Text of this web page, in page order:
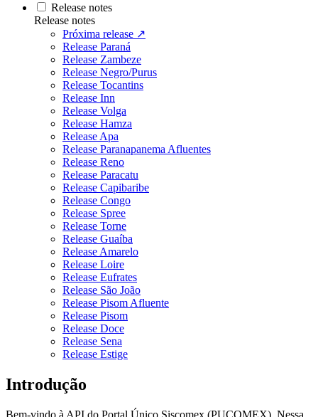
Release notes
Release notes
Próxima release ↗
Release Paraná
Release Zambeze
Release Negro/Purus
Release Tocantins
Release Inn
Release Volga
Release Hamza
Release Apa
Release Paranapanema Afluentes
Release Reno
Release Paracatu
Release Capibaribe
Release Congo
Release Spree
Release Torne
Release Guaíba
Release Amarelo
Release Loire
Release Eufrates
Release São João
Release Pisom Afluente
Release Pisom
Release Doce
Release Sena
Release Estige
Introdução
Bem-vindo à API do Portal Único Siscomex (PUCOMEX). Nessa